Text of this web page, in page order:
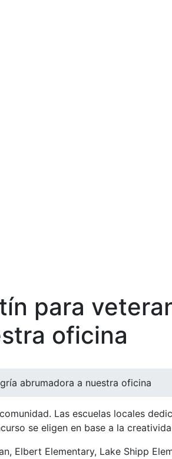
para
oficina
abrumadora a nuestra oficina
Las escuelas locales
se eligen en base a la
Elbert Elementary, Lake Shipp